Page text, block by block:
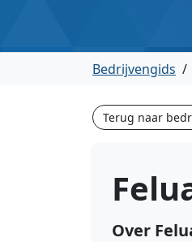
Bedrijvengids /
Terug naar
Over